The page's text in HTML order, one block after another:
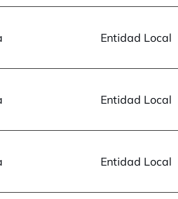
Entidad Local
Entidad Local
Entidad Local